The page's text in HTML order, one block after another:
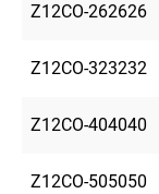
Z12CO-262626
Z12CO-323232
Z12CO-404040
Z12CO-505050